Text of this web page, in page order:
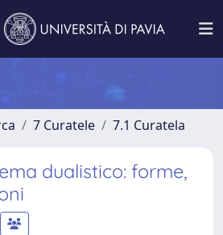
7 Curatele 7.1 Curatela
dualistico: forme,